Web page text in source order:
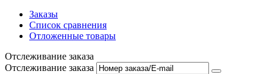
Заказы
Список сравнения
Отложенные товары
Отслеживание заказа
Отслеживание заказа